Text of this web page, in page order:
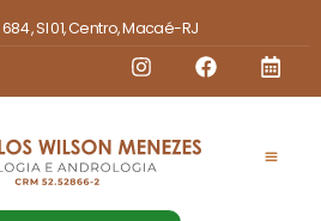
, Sl 01, Centro, Macaé-RJ